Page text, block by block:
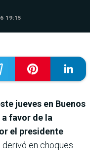
19:15
jueves en Buenos
favor de la
el presidente
en choques